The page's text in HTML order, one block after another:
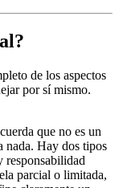
de los aspectos
por sí mismo.
que no es un
nada. Hay dos tipos
responsabilidad
parcial o limitada,